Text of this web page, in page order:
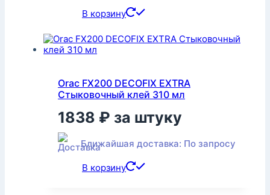
В корзину
Orac FX200 DECOFIX EXTRA
Стыковочный клей 310 мл
1838 ₽ за штуку
Ближайшая доставка: По запросу
В корзину